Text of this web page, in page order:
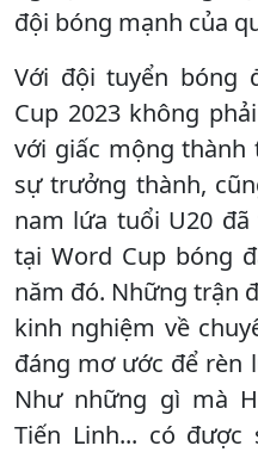
đội bóng mạnh của
Với đội tuyển bóng
Cup 2023 không
với giấc mộng thành
sự trưởng thành,
nam lứa tuổi U20
tại Word Cup bóng
năm đó. Những trận
kinh nghiệm về
đáng mơ ước để rèn
Như những gì mà
Tiến Linh... có được